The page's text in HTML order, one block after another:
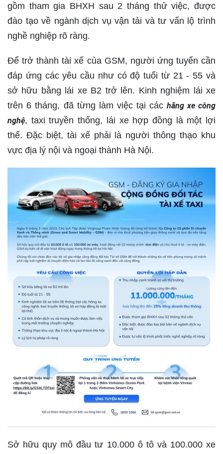
gồm tham gia BHXH sau 2 tháng thử việc, được
đào tạo về ngành dịch vụ vận tải và tư vấn lộ trình
nghề nghiệp rõ ràng.
Để trở thành tài xế của GSM, người ứng tuyển cần
đáp ứng các yêu cầu như có độ tuổi từ 21 - 55 và
sở hữu bằng lái xe B2 trở lên. Kinh nghiệm lái xe
trên 6 tháng, đã từng làm việc tại các hãng xe công
nghệ, taxi truyền thống, lái xe hợp đồng là một lợi
thế. Đặc biệt, tài xế phải là người thông thạo khu
vực địa lý nội và ngoại thành Hà Nội.
Sở hữu quy mô đầu tư 10.000 ô tô và 100.000 xe